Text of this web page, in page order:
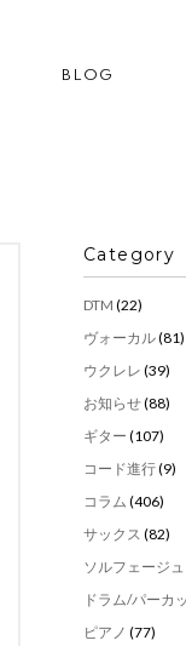
BLOG
Category
DTM (22)
ヴォーカル(81)
ウクレレ (39)
お知らせ(88)
ギター (107)
コード進行(9)
コラム (406)
サックス (82)
ソルフェージュ
ドラム/パーカ
ピアノ (77)